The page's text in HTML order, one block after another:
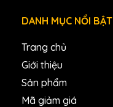
DANH MỤC NỔI BẬT
Trang chủ
Giới thiệu
Sản phẩm
Mã giảm giá